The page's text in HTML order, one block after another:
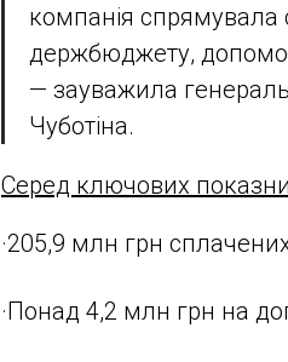
компанія спрямувала
держбюджету,
— зауважила
Чуботіна.
Серед ключових
·205,9 млн грн
·Понад 4,2 млн грн на